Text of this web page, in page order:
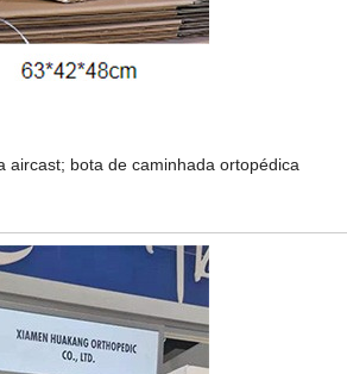
aircast; bota de caminhada ortopédica